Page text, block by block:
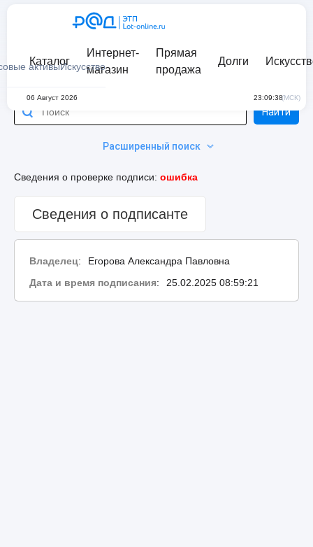
активыИскусство
Каталог
Интернет-
магазин
Прямая
продажа
Долги
06 Август 2026 23:09:38(МСК)
Расширенный поиск
Найти
Сведения о проверке подписи: ошибка
Сведения о подписанте
Владелец:
Егорова Александра Павловна
Дата и время подписания: 25.02.2025 08:59:21